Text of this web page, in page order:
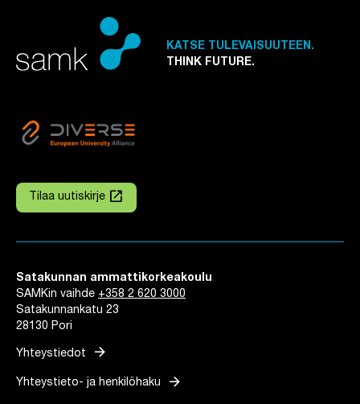
KATSE TULEVAISUUTEEN.
THINK FUTURE.
Tilaa uutiskirje
Linkki avautuu uuteen välilehteen
launch
Satakunnan ammattikorkeakoulu
SAMKin vaihde +358 2 620 3000
Satakunnankatu 23
28130 Pori
Yhteystiedot arrow_forward
Yhteystieto- ja henkilöhaku arrow_forward